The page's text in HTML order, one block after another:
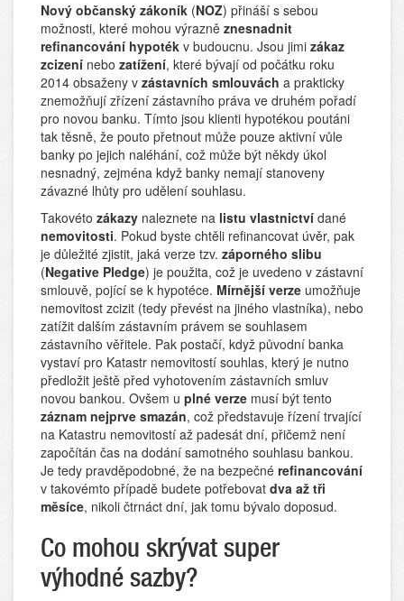
Nový občanský zákoník (NOZ) přináší s sebou
možnosti, které mohou výrazně znesnadnit
refinancování hypoték v budoucnu. Jsou jimi zákaz
zcizení nebo zatížení, které bývají od počátku roku
2014 obsaženy v zástavních smlouvách a prakticky
znemožňují zřízení zástavního práva ve druhém pořadí
pro novou banku. Tímto jsou klienti hypotékou poutáni
tak těsně, že pouto přetnout může pouze aktivní vůle
banky po jejich naléhání, což může být někdy úkol
nesnadný, zejména když banky nemají stanoveny
závazné lhůty pro udělení souhlasu.
Takovéto zákazy naleznete na listu vlastnictví dané
nemovitosti. Pokud byste chtěli refinancovat úvěr, pak
je důležité zjistit, jaká verze tzv. záporného slibu
(Negative Pledge) je použita, což je uvedeno v zástavní
smlouvě, pojící se k hypotéce. Mírnější verze umožňuje
nemovitost zcizit (tedy převést na jiného vlastníka), nebo
zatížit dalším zástavním právem se souhlasem
zástavního věřitele. Pak postačí, když původní banka
vystaví pro Katastr nemovitostí souhlas, který je nutno
předložit ještě před vyhotovením zástavních smluv
novou bankou. Ovšem u plné verze musí být tento
záznam nejprve smazán, což představuje řízení trvající
na Katastru nemovitostí až padesát dní, přičemž není
započítán čas na dodání samotného souhlasu bankou.
Je tedy pravděpodobné, že na bezpečné refinancování
v takovémto případě budete potřebovat dva až tři
měsíce, nikoli čtrnáct dní, jak tomu bývalo doposud.
Co mohou skrývat super
výhodné sazby?